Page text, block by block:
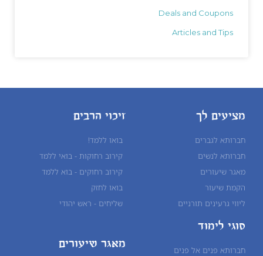
Deals and Coupons
Articles and Tips
מציעים לך
חברותא לגברים
חברותא לנשים
מאגר שיעורים
הקמת שיעור
ליווי גרעינים תורניים
זיכוי הרבים
בואו ללמד!
קירוב רחוקות - בואי ללמד
קירוב רחוקים - בוא ללמד
בואו לחזק
שליחים - ראש יהודי
סוגי לימוד
חברותא פנים אל פנים
מאגר שיעורים